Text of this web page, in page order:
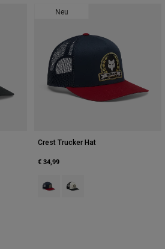
of Olivgrün.
Neu
Crest Trucker Hat
€ 34,99
Product swatch type of
Product swatch type of